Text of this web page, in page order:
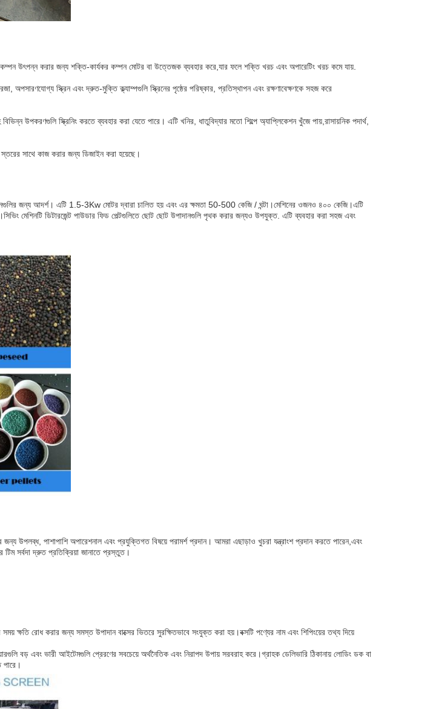
উৎপন্ন করার জন্য শক্তি-কার্যকর কম্পন মোটর বা উত্তেজক ব্যবহার করে,যার ফলে শক্তি খরচ এবং অপারেটিং খরচ কমে যায়.
অপসারণযোগ্য স্ক্রিন এবং দ্রুত-মুক্তি ক্ল্যাম্পগুলি স্ক্রিনের পৃষ্ঠের পরিষ্কার, প্রতিস্থাপন এবং রক্ষণাবেক্ষণকে সহজ করে
উপকরণগুলি স্ক্রিনিং করতে ব্যবহার করা যেতে পারে। এটি খনির, ধাতুবিদ্যার মতো শিল্পে অ্যাপ্লিকেশন খুঁজে পায়,রাসায়নিক পদার্থ,
সাথে কাজ করার জন্য ডিজাইন করা হয়েছে।
জন্য আদর্শ। এটি 1.5-3Kw মোটর দ্বারা চালিত হয় এবং এর ক্ষমতা 50-500 কেজি / ঘন্টা।মেশিনের ওজনও ৪০০ কেজি।এটি
মেশিনটি ডিটারজেন্ট পাউডার ফিড পেল্টগুলিতে ছোট ছোট উপাদানগুলি পৃথক করার জন্যও উপযুক্ত. এটি ব্যবহার করা সহজ এবং
জন্য উপলব্ধ, পাশাপাশি অপারেশনাল এবং প্রযুক্তিগত বিষয়ে পরামর্শ প্রদান। আমরা এছাড়াও খুচরা যন্ত্রাংশ প্রদান করতে পারেন,এবং
সর্বদা দ্রুত প্রতিক্রিয়া জানাতে প্রস্তুত।
ক্ষতি রোধ করার জন্য সমস্ত উপাদান বাক্সের ভিতরে সুরক্ষিতভাবে সংযুক্ত করা হয়।বক্সটি পণ্যের নাম এবং শিপিংয়ের তথ্য দিয়ে
বড় এবং ভারী আইটেমগুলি প্রেরণের সবচেয়ে অর্থনৈতিক এবং নিরাপদ উপায় সরবরাহ করে।গ্রাহক ডেলিভারি ঠিকানায় লোডিং ডক বা
পারে।